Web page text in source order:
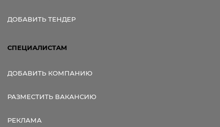
ДОБАВИТЬ ТЕНДЕР
СПЕЦИАЛИСТАМ
ДОБАВИТЬ КОМПАНИЮ
РАЗМЕСТИТЬ ВАКАНСИЮ
РЕКЛАМА